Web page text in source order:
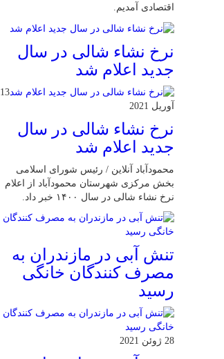
اقتصادی آمدیم.
نرخ نشاء شالی در سال
جدید اعلام شد
13
آوریل 2021
نرخ نشاء شالی در سال
جدید اعلام شد
محمودآباد آنلاین / رئیس شورای اسلامی
بخش مرکزی شهرستان محمودآباد از اعلام
نرخ نشاء شالی در سال ۱۴۰۰ خبر داد.
تنش آبی در مازندران به
مصرف كنندگان خانگی
رسيد
28 ژوئن 2021